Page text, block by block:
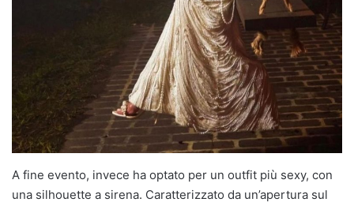
A fine evento, invece ha optato per un outfit più sexy, con
una silhouette a sirena. Caratterizzato da un’apertura sul